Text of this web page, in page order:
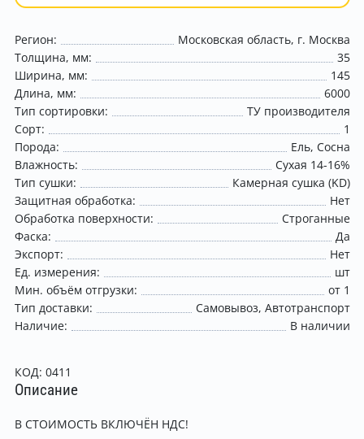
Регион: Московская область г. Москва
Толщина, мм:
35
Ширина, мм:
145
Длина, мм:
6000
Тип сортировки:
ТУ производителя
Сорт:
1
Порода:
Ель Сосна
Влажность:
Сухая 14-16%
Тип сушки:
Камерная сушка (KD)
Защитная обработка:
Нет
Обработка поверхности:
Строганные
Фаска:
Да
Экспорт:
Нет
Ед. измерения:
шт
Мин. объём отгрузки:
от 1
Тип доставки:
Самовывоз Автотранспорт
Наличие:
В наличии
КОД: 0411
Описание
В СТОИМОСТЬ ВКЛЮЧЁН НДС!